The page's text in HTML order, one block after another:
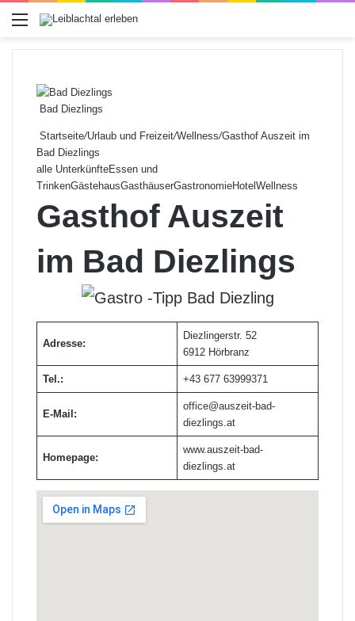
Menü
Bad Diezlings
Startseite/Urlaub und Freizeit/Wellness/Gasthof Auszeit im
Bad Diezlings
alle UnterkünfteEssen und
TrinkenGästehausGasthäuserGastronomieHotel Wellness
Gasthof Auszeit
im Bad Diezlings
Adresse:
Diezlingerstr. 52
6912 Hörbranz
Tel.: +43 677 63999371
E-Mail:
office@auszeit-bad-
diezlings.at
Homepage:
www.auszeit-bad-
diezlings.at